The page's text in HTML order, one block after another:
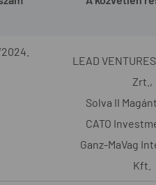
LEAD
Zrt.,
Solva II
CATO
Ganz-MaVag
Kft.